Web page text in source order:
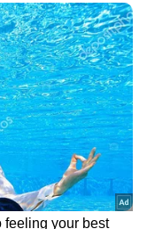
7മുതൽ
പുതിയ
Review,
ഇപ്പോൾ
എവിടെയും
ചേരാൻ
വാർത്തകൾ